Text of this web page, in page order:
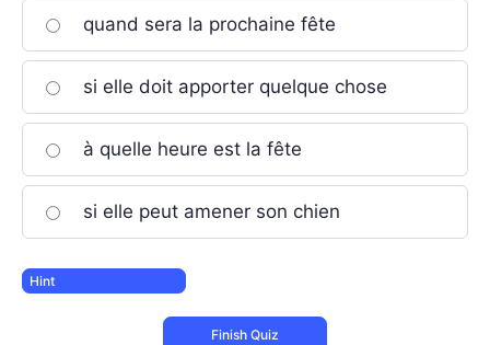
quand sera la prochaine fête
si elle doit apporter quelque chose
à quelle heure est la fête
si elle peut amener son chien